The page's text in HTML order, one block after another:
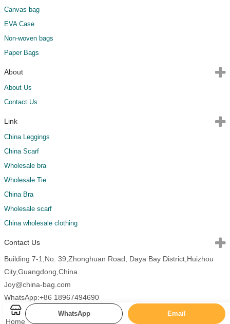
Canvas bag
EVA Case
Non-woven bags
Paper Bags
About
About Us
Contact Us
Link
China Leggings
China Scarf
Wholesale bra
Wholesale Tie
China Bra
Wholesale scarf
China wholesale clothing
Contact Us
Building 7-1,No. 39,Zhonghuan Road, Daya Bay District,Huizhou
City,Guangdong,China
Joy@china-bag.com
WhatsApp:+86 18967494690
Copyright 2026 China Bags All Rights Reserved.
Home
WhatsApp Email